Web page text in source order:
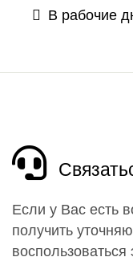
В рабочие
Если у Вас есть
получить